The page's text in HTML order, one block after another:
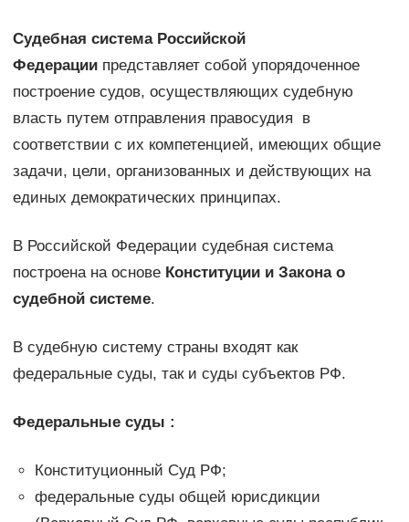
Судебная система Российской
Федерациипредставляет собой упорядоченное
построение судов, осуществляющих судебную
власть путем отправления правосудия в
соответствии с их компетенцией, имеющих общие
задачи, цели, организованных и действующих на
единых демократических принципах.
В Российской Федерации судебная система
построена на основе Конституции и Закона о
судебной системе.
В судебную систему страны входят как
федеральные суды, так и суды субъектов РФ.
Федеральные суды :
Конституционный Суд РФ;
федеральные суды общей юрисдикции